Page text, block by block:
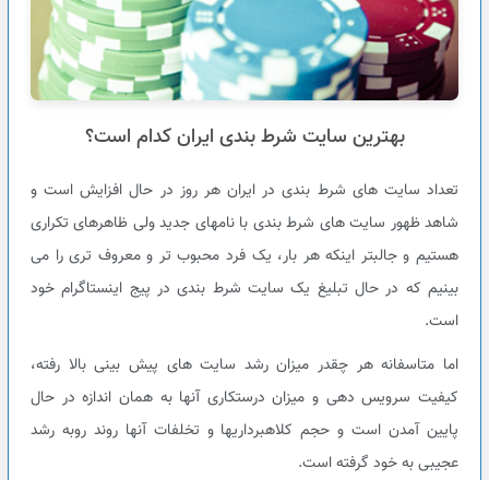
بهترین سایت شرط بندی ایران کدام است؟
تعداد سایت های شرط بندی در ایران هر روز در حال افزایش است و
شاهد ظهور سایت های شرط بندی با نامهای جدید ولی ظاهرهای تکراری
هستیم و جالبتر اینکه هر بار، یک فرد محبوب تر و معروف تری را می
بینیم که در حال تبلیغ یک سایت شرط بندی در پیج اینستاگرام خود
است.
اما متاسفانه هر چقدر میزان رشد سایت های پیش بینی بالا رفته،
کیفیت سرویس دهی و میزان درستکاری آنها به همان اندازه در حال
پایین آمدن است و حجم کلاهبرداریها و تخلفات آنها روند روبه رشد
عجیبی به خود گرفته است.